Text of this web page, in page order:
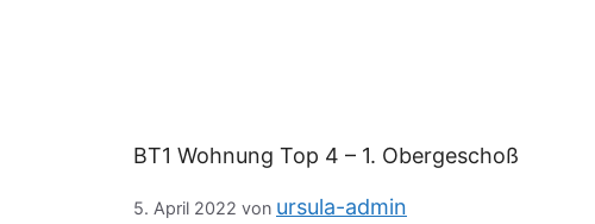
BT1 Wohnung Top 4 – 1. Obergeschoß
5. April 2022 von ursula-admin